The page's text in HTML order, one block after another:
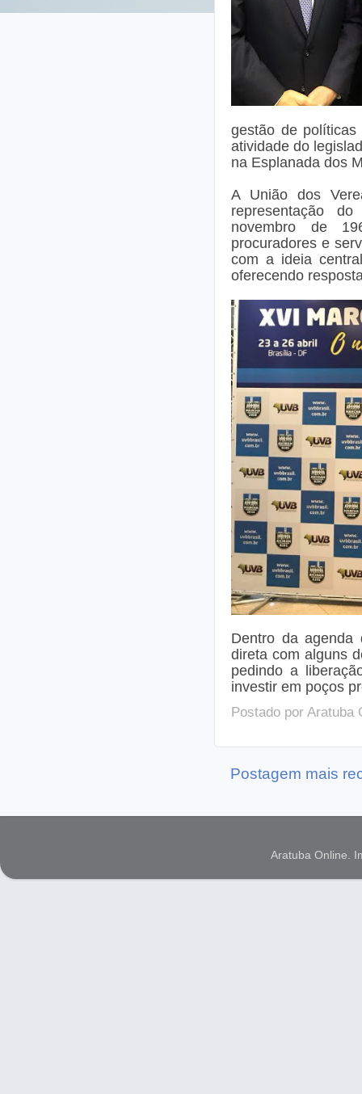
gestão de
atividade do
na Esplanada dos
A União dos
representação
novembro de
procuradores e
com a ideia
oferecendo
Dentro da
direta com alguns
pedindo a
investir em poços
Postado por Aratuba
Postagem mais
Aratuba Online.